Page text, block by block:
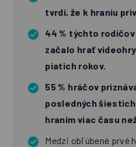
tvrdí, že k hraniu
44 % týchto
začalo hrať
piatich rokov.
55 % hráčov
posledných
hraním viac času
Medzi obľúbené prvé